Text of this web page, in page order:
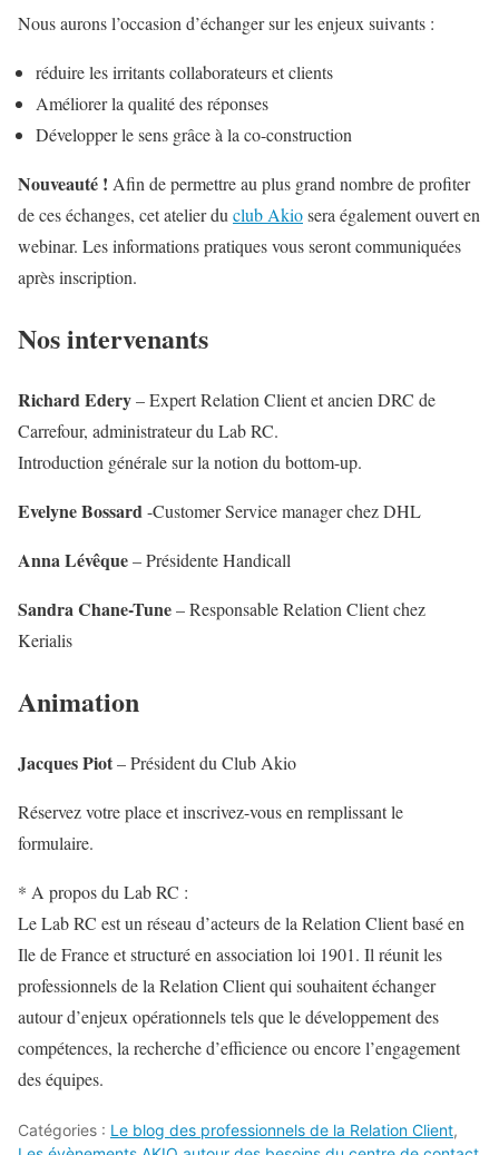
Nous aurons l’occasion d’échanger sur les enjeux suivants :
réduire les irritants collaborateurs et clients
Améliorer la qualité des réponses
Développer le sens grâce à la co-construction
Nouveauté ! Afin de permettre au plus grand nombre de profiter
de ces échanges, cet atelier duclub Akiosera également ouvert en
webinar. Les informations pratiques vous seront communiquées
après inscription.
Nos intervenants
Richard Edery– Expert Relation Client et ancien DRC de
Carrefour, administrateur du Lab RC.
Introduction générale sur la notion du bottom-up.
Evelyne Bossard-Customer Service manager chez DHL
Anna Lévêque– Présidente Handicall
Sandra Chane-Tune– Responsable Relation Client chez
Kerialis
Animation
Jacques Piot– Président du Club Akio
Réservez votre place et inscrivez-vous en remplissant le
formulaire.
* A propos du Lab RC :
Le Lab RC est un réseau d’acteurs de la Relation Client basé en
Ile de France et structuré en association loi 1901. Il réunit les
professionnels de la Relation Client qui souhaitent échanger
autour d’enjeux opérationnels tels que le développement des
compétences, la recherche d’efficience ou encore l’engagement
des équipes.
Catégories : Le blog des professionnels de la Relation Client,